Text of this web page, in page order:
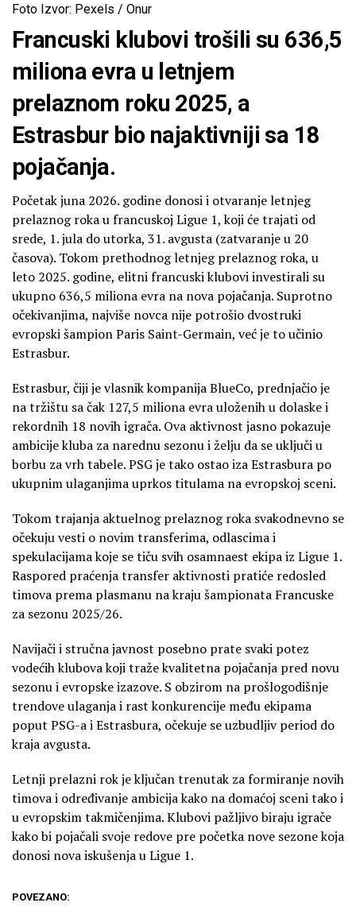
Foto Izvor: Pexels / Onur
Francuski klubovi trošili su 636,5
miliona evra u letnjem
prelaznom roku 2025, a
Estrasbur bio najaktivniji sa 18
pojačanja.
Početak juna 2026. godine donosi i otvaranje letnjeg
prelaznog roka u francuskoj Ligue 1, koji će trajati od
srede, 1. jula do utorka, 31. avgusta (zatvaranje u 20
časova). Tokom prethodnog letnjeg prelaznog roka, u
leto 2025. godine, elitni francuski klubovi investirali su
ukupno 636,5 miliona evra na nova pojačanja. Suprotno
očekivanjima, najviše novca nije potrošio dvostruki
evropski šampion Paris Saint-Germain, već je to učinio
Estrasbur.
Estrasbur, čiji je vlasnik kompanija BlueCo, prednjačio je
na tržištu sa čak 127,5 miliona evra uloženih u dolaske i
rekordnih 18 novih igrača. Ova aktivnost jasno pokazuje
ambicije kluba za narednu sezonu i želju da se uključi u
borbu za vrh tabele. PSG je tako ostao iza Estrasbura po
ukupnim ulaganjima uprkos titulama na evropskoj sceni.
Tokom trajanja aktuelnog prelaznog roka svakodnevno se
očekuju vesti o novim transferima, odlascima i
spekulacijama koje se tiču svih osamnaest ekipa iz Ligue 1.
Raspored praćenja transfer aktivnosti pratiće redosled
timova prema plasmanu na kraju šampionata Francuske
za sezonu 2025/26.
Navijači i stručna javnost posebno prate svaki potez
vodećih klubova koji traže kvalitetna pojačanja pred novu
sezonu i evropske izazove. S obzirom na prošlogodišnje
trendove ulaganja i rast konkurencije među ekipama
poput PSG-a i Estrasbura, očekuje se uzbudljiv period do
kraja avgusta.
Letnji prelazni rok je ključan trenutak za formiranje novih
timova i određivanje ambicija kako na domaćoj sceni tako i
u evropskim takmičenjima. Klubovi pažljivo biraju igrače
kako bi pojačali svoje redove pre početka nove sezone koja
donosi nova iskušenja u Ligue 1.
POVEZANO: